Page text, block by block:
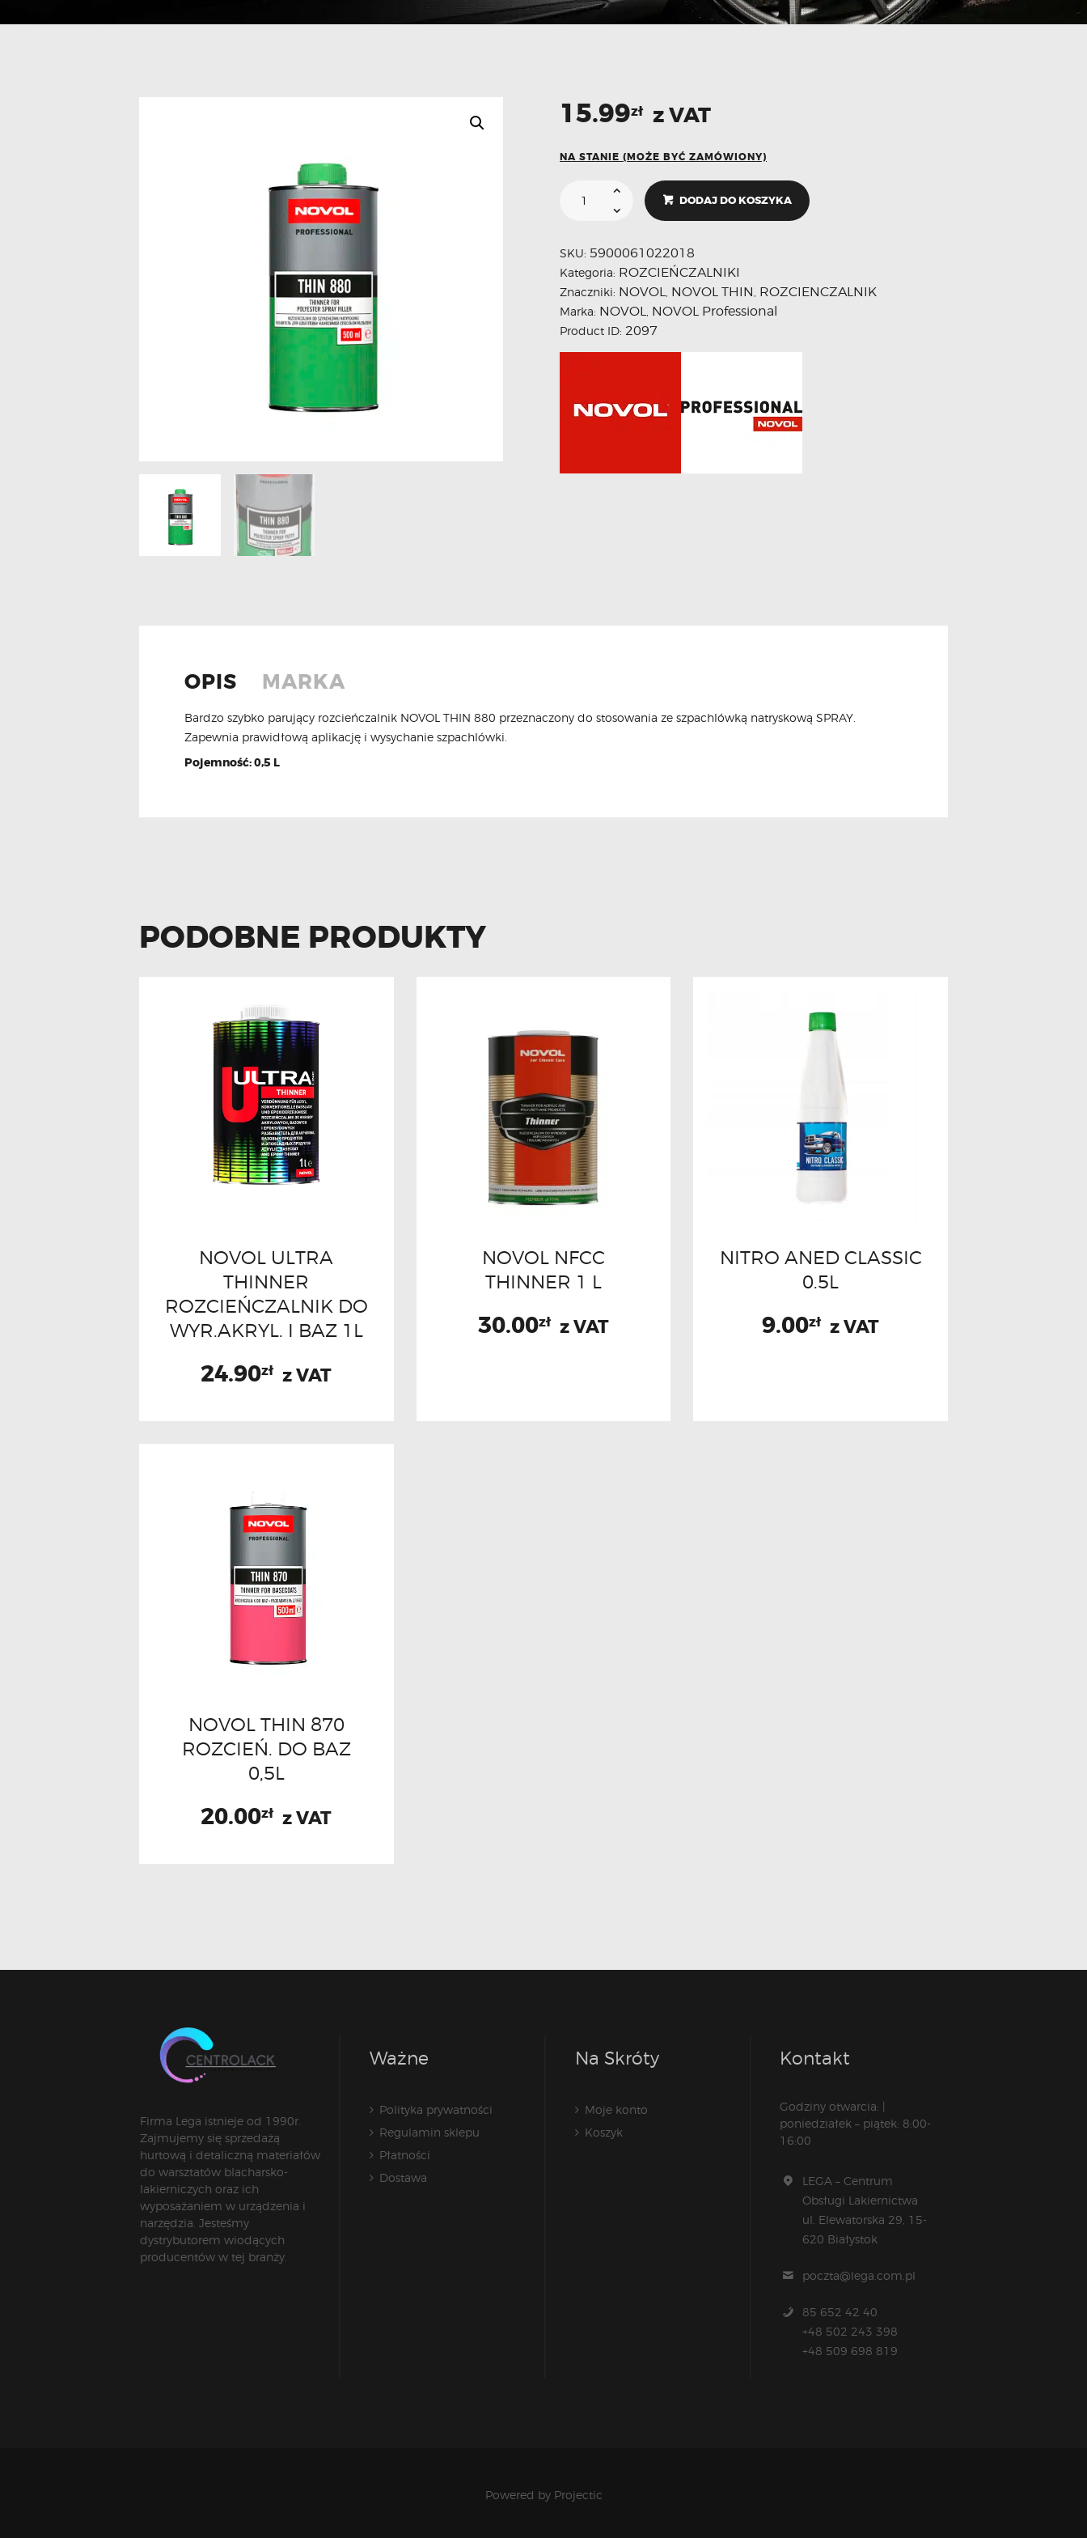
15.99zł z VAT
NA STANIE (MOŻE BYĆ ZAMÓWIONY)
DODAJ DO KOSZYKA
SKU: 5900061022018
Kategoria: ROZCIEŃCZALNIKI
Znaczniki: NOVOL NOVOL THIN ROZCIENCZALNIK
Marka: NOVOL NOVOL Professional
Product ID: 2097
OPIS MARKA
Bardzo szybko parujący rozcieńczalnik NOVOL THIN 880 przeznaczony do stosowania ze szpachlówką natryskową SPRAY.
Zapewnia prawidłową aplikację i wysychanie szpachlówki.
Pojemność: 0,5 L
PODOBNE PRODUKTY
NOVOL ULTRA
THINNER
ROZCIEŃCZALNIK DO
WYR.AKRYL. I BAZ 1L
24.90zł z VAT
NOVOL NFCC
THINNER 1 L
30.00zł z VAT
NITRO ANED CLASSIC
0.5L
9.00zł z VAT
NOVOL THIN 870
ROZCIEŃ. DO BAZ
0,5L
20.00zł z VAT
Firma Lega istnieje od 1990r.
Zajmujemy się sprzedażą
hurtową i detaliczną materiałów
do warsztatów blacharsko-
lakierniczych oraz ich
wyposażaniem w urządzenia i
narzędzia. Jesteśmy
dystrybutorem wiodących
producentów w tej branży.
Ważne
Polityka prywatności
Regulamin sklepu
Płatności
Dostawa
Na Skróty
Moje konto
Koszyk
Kontakt
Godziny otwarcia: |
poniedziałek – piątek: 8:00-
16:00
LEGA – Centrum
Obsługi Lakiernictwa
ul. Elewatorska 29, 15-
620 Białystok
poczta@lega.com.pl
85 652 42 40
+48 502 243 398
+48 509 698 819
Powered by Projectic